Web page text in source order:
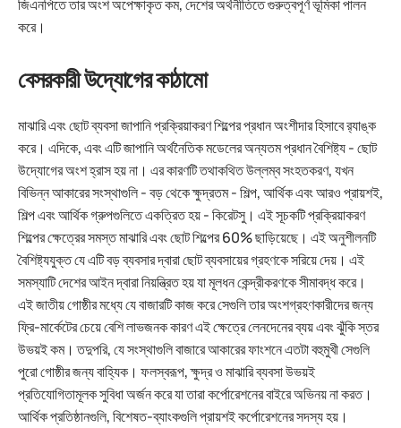
জিএনপিতে তার অংশ অপেক্ষাকৃত কম, দেশের অর্থনীতিতে গুরুত্বপূর্ণ ভূমিকা পালন
করে।
বেসরকারী উদ্যোগের কাঠামো
মাঝারি এবং ছোট ব্যবসা জাপানি প্রক্রিয়াকরণ শিল্পের প্রধান অংশীদার হিসাবে র‌্যাঙ্ক
করে। এদিকে, এবং এটি জাপানি অর্থনৈতিক মডেলের অন্যতম প্রধান বৈশিষ্ট্য - ছোট
উদ্যোগের অংশ হ্রাস হয় না। এর কারণটি তথাকথিত উল্লম্ব সংহতকরণ, যখন
বিভিন্ন আকারের সংস্থাগুলি - বড় থেকে ক্ষুদ্রতম - শিল্প, আর্থিক এবং আরও প্রায়শই,
শিল্প এবং আর্থিক গ্রুপগুলিতে একত্রিত হয় - কিরেটসু। এই সূচকটি প্রক্রিয়াকরণ
শিল্পের ক্ষেত্রের সমস্ত মাঝারি এবং ছোট শিল্পের 60% ছাড়িয়েছে। এই অনুশীলনটি
বৈশিষ্ট্যযুক্ত যে এটি বড় ব্যবসার দ্বারা ছোট ব্যবসায়ের গ্রহণকে সরিয়ে দেয়। এই
সমস্যাটি দেশের আইন দ্বারা নিয়ন্ত্রিত হয় যা মূলধন কেন্দ্রীকরণকে সীমাবদ্ধ করে।
এই জাতীয় গোষ্ঠীর মধ্যে যে বাজারটি কাজ করে সেগুলি তার অংশগ্রহণকারীদের জন্য
ফ্রি-মার্কেটের চেয়ে বেশি লাভজনক কারণ এই ক্ষেত্রে লেনদেনের ব্যয় এবং ঝুঁকি স্তর
উভয়ই কম। তদুপরি, যে সংস্থাগুলি বাজারে আকারের ফাংশনে এতটা বহুমুখী সেগুলি
পুরো গোষ্ঠীর জন্য বাহ্যিক। ফলস্বরূপ, ক্ষুদ্র ও মাঝারি ব্যবসা উভয়ই
প্রতিযোগিতামূলক সুবিধা অর্জন করে যা তারা কর্পোরেশনের বাইরে অভিনয় না করত।
আর্থিক প্রতিষ্ঠানগুলি, বিশেষত-ব্যাংকগুলি প্রায়শই কর্পোরেশনের সদস্য হয়।